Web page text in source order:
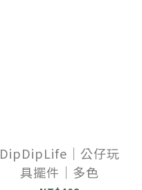
DipDipLife｜公仔玩
具擺件｜多色